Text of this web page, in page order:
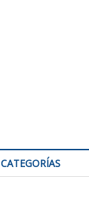
CATEGORÍAS